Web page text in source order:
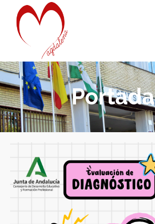
Portada